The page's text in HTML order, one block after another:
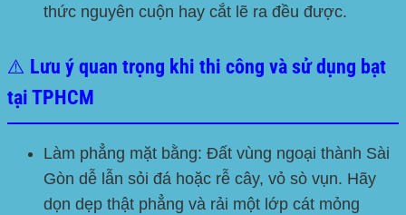
thức nguyên cuộn hay cắt lẽ ra đều được.
⚠️ Lưu ý quan trọng khi thi công và sử dụng bạt
tại TPHCM
Làm phẳng mặt bằng: Đất vùng ngoại thành Sài
Gòn dễ lẫn sỏi đá hoặc rễ cây, vỏ sò vụn. Hãy
dọn dẹp thật phẳng và rải một lớp cát mỏng